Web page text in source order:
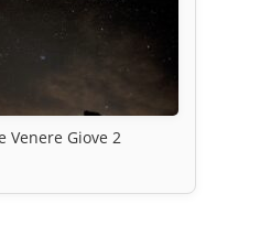
Venere Giove 2